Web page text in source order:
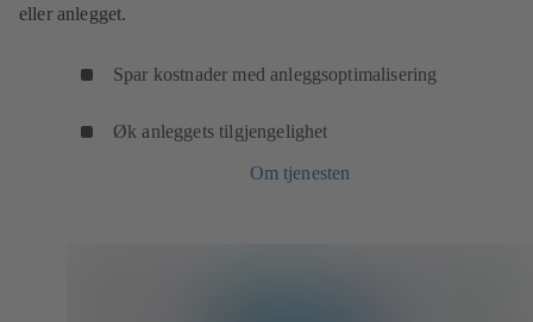
eller anlegget.
Spar kostnader med anleggsoptimalisering
Øk anleggets tilgjengelighet
Om tjenesten